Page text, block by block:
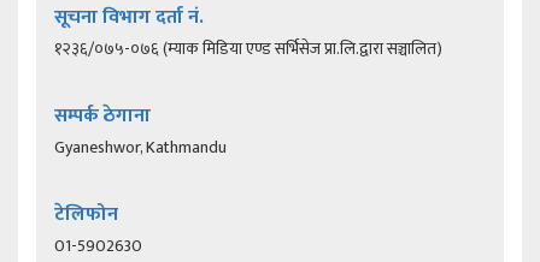
सूचना विभाग दर्ता नं.
१२३६/०७५-०७६ (म्याक मिडिया एण्ड सर्भिसेज प्रा.लि.द्वारा सञ्चालित)
सम्पर्क ठेगाना
Gyaneshwor, Kathmandu
टेलिफोन
01-5902630